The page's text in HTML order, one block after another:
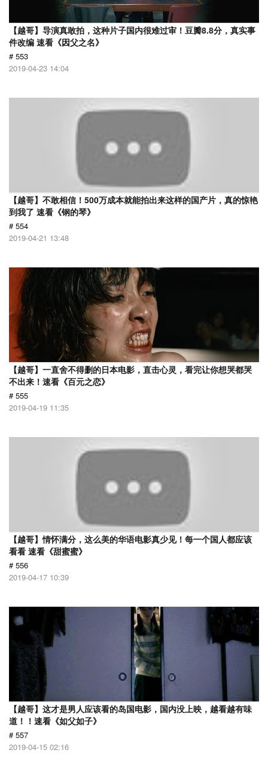
【越哥】导演真敢拍，这种片子国内很难过审！豆瓣8.8分，真实事
件改编 速看《因父之名》
# 553
2019-04-23 14:04
【越哥】不敢相信！500万成本就能拍出来这样的国产片，真的惊艳
到我了 速看《钢的琴》
# 554
2019-04-21 13:48
【越哥】一直舍不得删的日本电影，直击心灵，看完让你想哭都哭
不出来！速看《百元之恋》
# 555
2019-04-19 11:35
【越哥】情怀满分，这么美的华语电影真少见！每一个国人都应该
看看 速看《甜蜜蜜》
# 556
2019-04-17 10:39
【越哥】这才是男人应该看的岛国电影，国内没上映，越看越有味
道！！速看《如父如子》
# 557
2019-04-15 02:16